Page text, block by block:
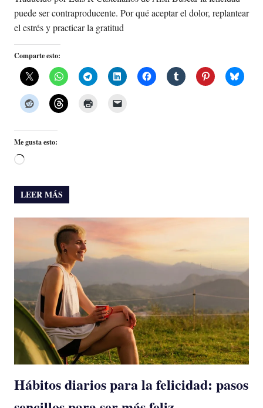
puede ser contraproducente. Por qué aceptar el dolor, replantear
el estrés y practicar la gratitud
Comparte esto:
Me gusta esto:
Cargando...
LEER MÁS
Hábitos diarios para la felicidad: pasos